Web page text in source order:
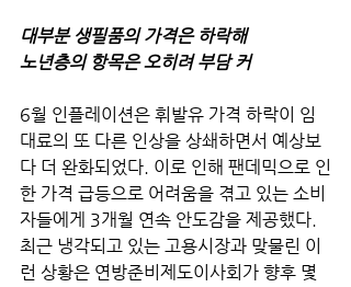
대부분 생필품의 가격은 하락해
노년층의 항목은 오히려 부담 커
6월 인플레이션은 휘발유 가격 하락이 임
대료의 또 다른 인상을 상쇄하면서 예상보
다 더 완화되었다. 이로 인해 팬데믹으로 인
한 가격 급등으로 어려움을 겪고 있는 소비
자들에게 3개월 연속 안도감을 제공했다.
최근 냉각되고 있는 고용시장과 맞물린 이
런 상황은 연방준비제도이사회가 향후 몇